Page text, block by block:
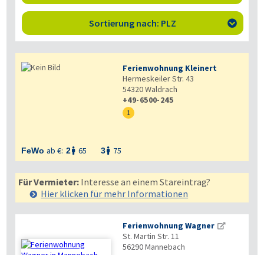
Sortierung nach: PLZ 
Ferienwohnung Kleinert
Hermeskeiler Str. 43
54320Waldrach
+49-6500-245
1
FeWo ab €: 2 65 3 75
Für Vermieter: Interesse an einem Stareintrag?
Hier klicken für mehr Informationen
Ferienwohnung Wagner
St. Martin Str. 11
56290Mannebach